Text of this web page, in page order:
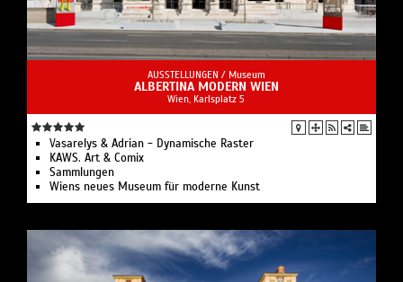
AUSSTELLUNGEN / Museum
ALBERTINA MODERN WIEN
Wien, Karlsplatz 5
Vasarelys & Adrian - Dynamische Raster
KAWS. Art & Comix
Sammlungen
Wiens neues Museum für moderne Kunst